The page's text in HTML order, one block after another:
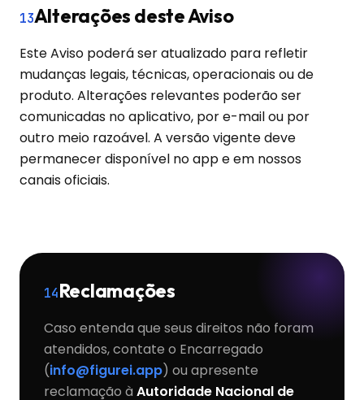
13Alterações deste Aviso
Este Aviso poderá ser atualizado para refletir
mudanças legais, técnicas, operacionais ou de
produto. Alterações relevantes poderão ser
comunicadas no aplicativo, por e-mail ou por
outro meio razoável. A versão vigente deve
permanecer disponível no app e em nossos
canais oficiais.
14Reclamações
Caso entenda que seus direitos não foram
atendidos, contate o Encarregado
(info@figurei.app) ou apresente
reclamação à Autoridade Nacional de